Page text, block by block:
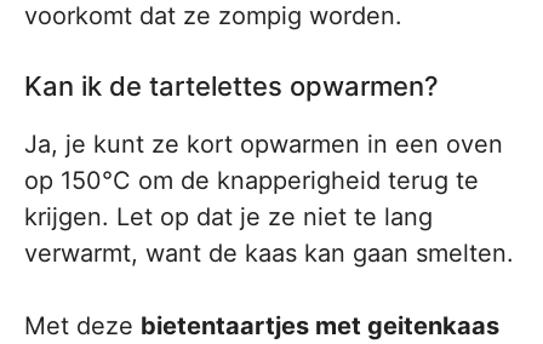
voorkomt dat ze zompig worden.
Kan ik de tartelettes opwarmen?
Ja, je kunt ze kort opwarmen in een oven
op 150°C om de knapperigheid terug te
krijgen. Let op dat je ze niet te lang
verwarmt, want de kaas kan gaan smelten.
Met deze bietentaartjes met geitenkaas